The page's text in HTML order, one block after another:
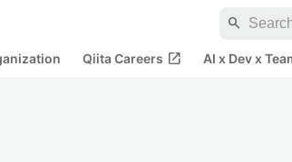
search
Qiita Careers open_in_new AI x Dev x